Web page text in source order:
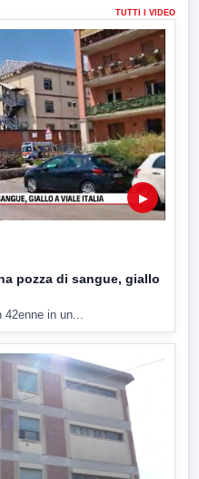
TUTTI I VIDEO
▶
pozza di sangue, giallo
42enne in un...